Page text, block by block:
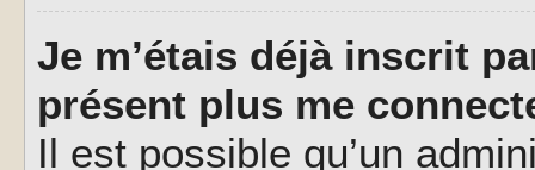
Je m’étais déjà inscrit
présent plus me
Il est possible qu’un